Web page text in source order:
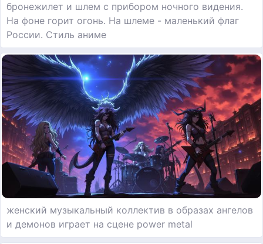
бронежилет и шлем с прибором ночного видения.
На фоне горит огонь. На шлеме - маленький флаг
России. Стиль аниме
женский музыкальный коллектив в образах ангелов
и демонов играет на сцене power metal